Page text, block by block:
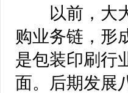
以前，大大
购业务链，形
是包装印刷行
面。后期发展